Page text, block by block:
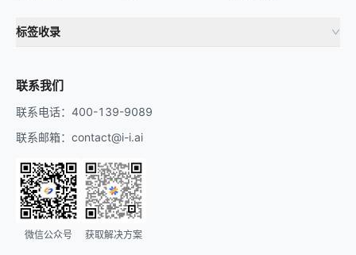
标签收录
联系我们
联系电话：400-139-9089
联系邮箱：contact@i-i.ai
微信公众号 获取解决方案